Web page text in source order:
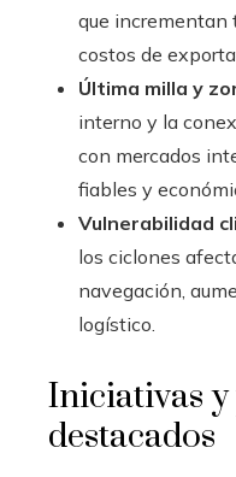
que incrementan
costos de
Última milla y
interno y la
con mercados
fiables y
Vulnerabilidad
los ciclones
navegación,
logístico.
Iniciativas y
destacados